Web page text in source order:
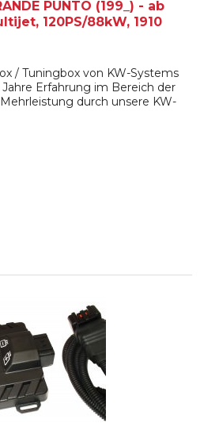
PUNTO (199_) - ab
120PS/88kW, 1910
/ Tuningbox von KW-Systems
Erfahrung im Bereich der
durch unsere KW-